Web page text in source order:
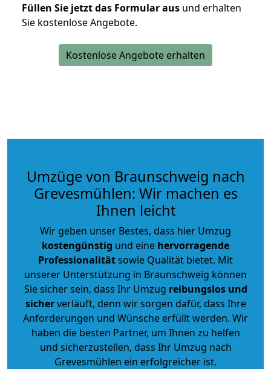
Füllen Sie jetzt das Formular aus und erhalten
Sie kostenlose Angebote.
Kostenlose Angebote erhalten
Umzüge von Braunschweig nach
Grevesmühlen: Wir machen es
Ihnen leicht
Wir geben unser Bestes, dass hier Umzug
kostengünstig und eine hervorragende
Professionalitätsowie Qualität bietet. Mit
unserer Unterstützung in Braunschweig können
Sie sicher sein, dass Ihr Umzug reibungslos und
sicherverläuft, denn wir sorgen dafür, dass Ihre
Anforderungen und Wünsche erfüllt werden. Wir
haben die besten Partner, um Ihnen zu helfen
und sicherzustellen, dass Ihr Umzug nach
Grevesmühlen ein erfolgreicher ist.